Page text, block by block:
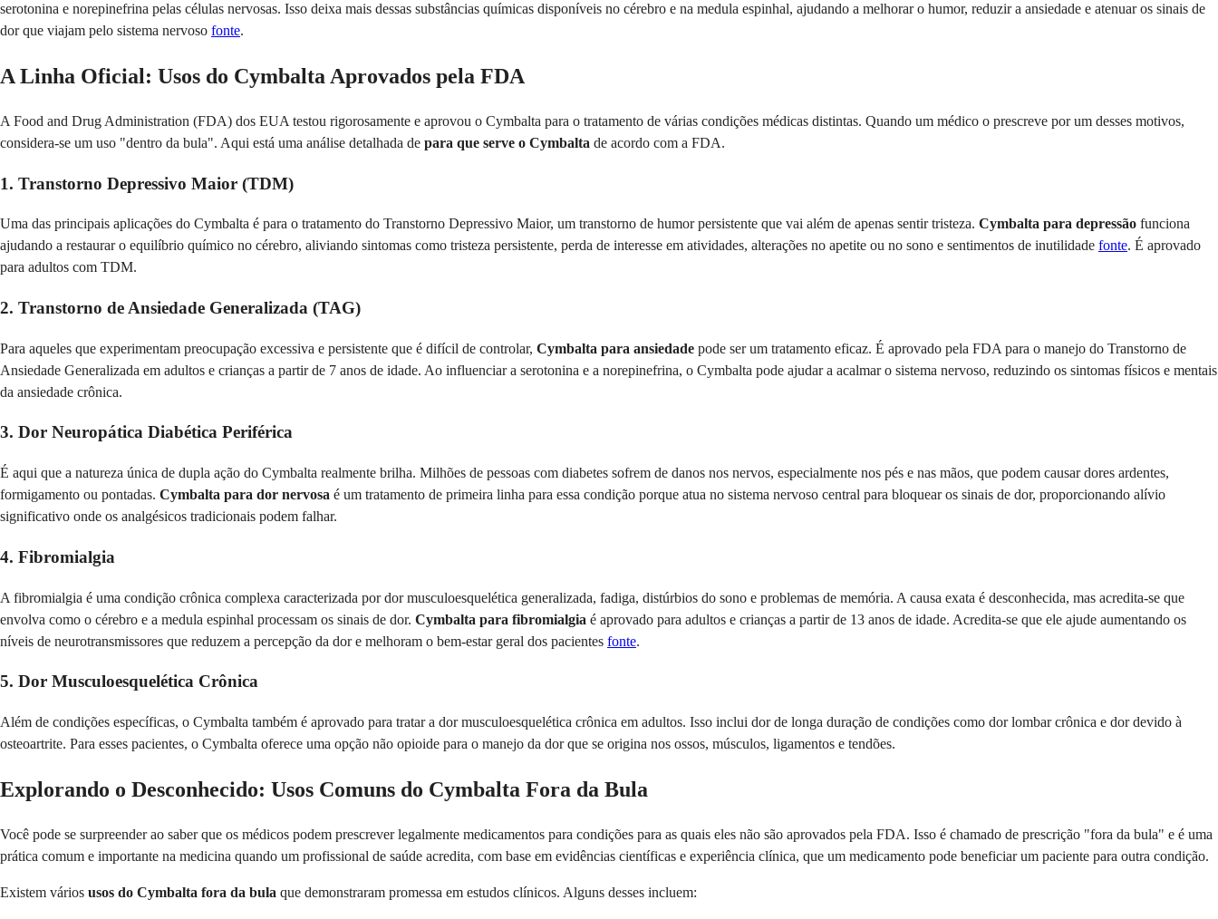
serotonina e norepinefrina pelas células nervosas. Isso deixa mais dessas substâncias químicas disponíveis no cérebro e na medula espinhal, ajudando a melhorar o humor, reduzir a ansiedade e atenuar os sinais de
dor que viajam pelo sistema nervoso fonte.
A Linha Oficial: Usos do Cymbalta Aprovados pela FDA
A Food and Drug Administration (FDA) dos EUA testou rigorosamente e aprovou o Cymbalta para o tratamento de várias condições médicas distintas. Quando um médico o prescreve por um desses motivos,
considera-se um uso "dentro da bula". Aqui está uma análise detalhada de para que serve o Cymbalta de acordo com a FDA.
1. Transtorno Depressivo Maior (TDM)
Uma das principais aplicações do Cymbalta é para o tratamento do Transtorno Depressivo Maior, um transtorno de humor persistente que vai além de apenas sentir tristeza. Cymbalta para depressão funciona
ajudando a restaurar o equilíbrio químico no cérebro, aliviando sintomas como tristeza persistente, perda de interesse em atividades, alterações no apetite ou no sono e sentimentos de inutilidade fonte. É aprovado
para adultos com TDM.
2. Transtorno de Ansiedade Generalizada (TAG)
Para aqueles que experimentam preocupação excessiva e persistente que é difícil de controlar, Cymbalta para ansiedade pode ser um tratamento eficaz. É aprovado pela FDA para o manejo do Transtorno de
Ansiedade Generalizada em adultos e crianças a partir de 7 anos de idade. Ao influenciar a serotonina e a norepinefrina, o Cymbalta pode ajudar a acalmar o sistema nervoso, reduzindo os sintomas físicos e mentais
da ansiedade crônica.
3. Dor Neuropática Diabética Periférica
É aqui que a natureza única de dupla ação do Cymbalta realmente brilha. Milhões de pessoas com diabetes sofrem de danos nos nervos, especialmente nos pés e nas mãos, que podem causar dores ardentes,
formigamento ou pontadas. Cymbalta para dor nervosa é um tratamento de primeira linha para essa condição porque atua no sistema nervoso central para bloquear os sinais de dor, proporcionando alívio
significativo onde os analgésicos tradicionais podem falhar.
4. Fibromialgia
A fibromialgia é uma condição crônica complexa caracterizada por dor musculoesquelética generalizada, fadiga, distúrbios do sono e problemas de memória. A causa exata é desconhecida, mas acredita-se que
envolva como o cérebro e a medula espinhal processam os sinais de dor. Cymbalta para fibromialgia é aprovado para adultos e crianças a partir de 13 anos de idade. Acredita-se que ele ajude aumentando os
níveis de neurotransmissores que reduzem a percepção da dor e melhoram o bem-estar geral dos pacientes fonte.
5. Dor Musculoesquelética Crônica
Além de condições específicas, o Cymbalta também é aprovado para tratar a dor musculoesquelética crônica em adultos. Isso inclui dor de longa duração de condições como dor lombar crônica e dor devido à
osteoartrite. Para esses pacientes, o Cymbalta oferece uma opção não opioide para o manejo da dor que se origina nos ossos, músculos, ligamentos e tendões.
Explorando o Desconhecido: Usos Comuns do Cymbalta Fora da Bula
Você pode se surpreender ao saber que os médicos podem prescrever legalmente medicamentos para condições para as quais eles não são aprovados pela FDA. Isso é chamado de prescrição "fora da bula" e é uma
prática comum e importante na medicina quando um profissional de saúde acredita, com base em evidências científicas e experiência clínica, que um medicamento pode beneficiar um paciente para outra condição.
Existem vários usos do Cymbalta fora da bula que demonstraram promessa em estudos clínicos. Alguns desses incluem: